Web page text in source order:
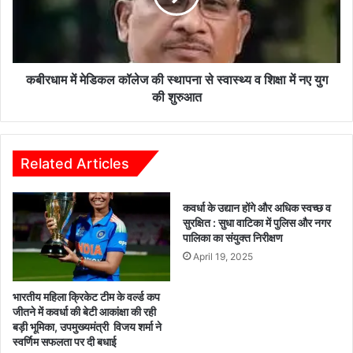
व
शिक्षा
शुरुआत
कबीरधाम में मेडिकल कॉलेज की स्थापना से स्वास्थ्य व शिक्षा में नए युग
की शुरुआत
Related Articles
भारतीय महिला क्रिकेट टीम के वर्ल्ड कप
जीतने में कवर्धा की बेटी आकांक्षा की रही
बड़ी भूमिका, उपमुख्यमंत्री विजय शर्मा ने
स्वर्णिम सफलता पर दी बधाई
कवर्धा के उद्यान होंगे और अधिक स्वच्छ व
सुरक्षित : सुधा वाटिका में पुलिस और नगर
पालिका का संयुक्त निरीक्षण
April 19, 2025